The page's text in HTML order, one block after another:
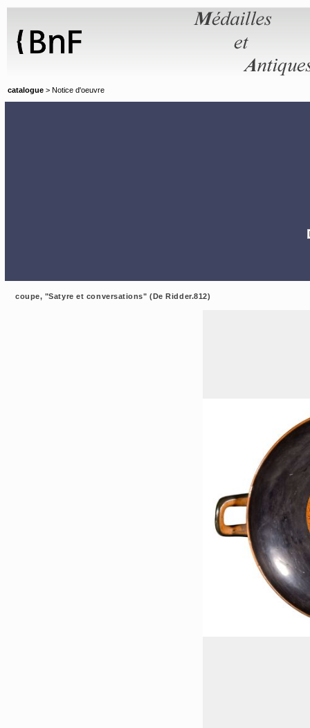
catalogue > Notice d'oeuvre
coupe, "Satyre et conversations" (De Ridder.812)